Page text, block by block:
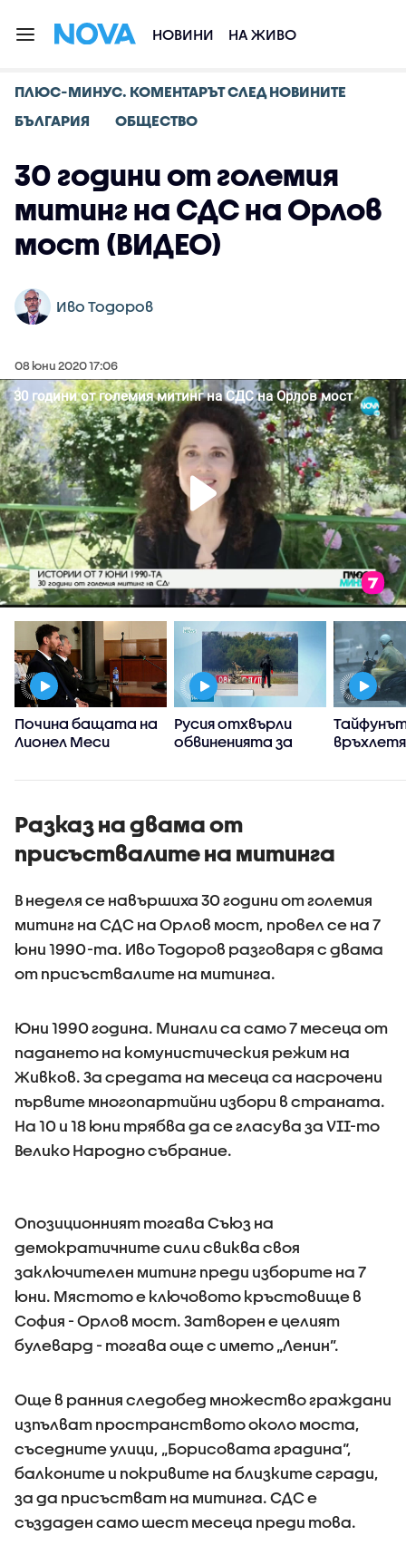
НОВИНИ НА ЖИВО
ПЛЮС-МИНУС. КОМЕНТАРЪТ СЛЕД НОВИНИТЕ
БЪЛГАРИЯ
ОБЩЕСТВО
30 години от големия
митинг на СДС на Орлов
мост (ВИДЕО)
Иво Тодоров
08 юни 2020 17:06
Почина бащата на
Лионел Меси
Русия отхвърли
обвиненията за
инцидента с дрон
Разказ на двама от
присъствалите на митинга
В неделя се навършиха 30 години от големия
митинг на СДС на Орлов мост, провел се на 7
юни 1990-та. Иво Тодоров разговаря с двама
от присъствалите на митинга.
Юни 1990 година. Минали са само 7 месеца от
падането на комунистическия режим на
Живков. За средата на месеца са насрочени
първите многопартийни избори в страната.
На 10 и 18 юни трябва да се гласува за VII-то
Велико Народно събрание.
Опозиционният тогава Съюз на
демократичните сили свиква своя
заключителен митинг преди изборите на 7
юни. Мястото е ключовото кръстовище в
София - Орлов мост. Затворен е целият
булевард - тогава още с името „Ленин”.
Още в ранния следобед множество граждани
изпълват пространството около моста,
съседните улици, „Борисовата градина“,
балконите и покривите на близките сгради,
за да присъстват на митинга. СДС е
създаден само шест месеца преди това.